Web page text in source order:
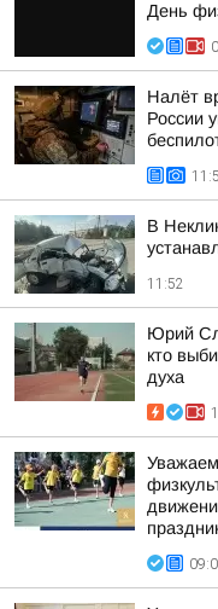
День
Налёт
России
В
11:52
Юрий
кто
духа